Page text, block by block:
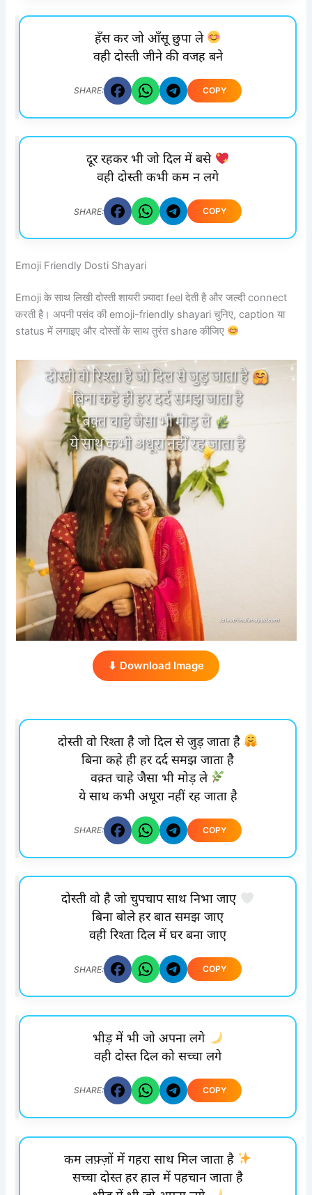
हँस कर जो आँसू छुपा ले
वही दोस्ती जीने की वजह बने
SHARE: COPY
दूर रहकर भी जो दिल में बसे
वही दोस्ती कभी कम न लगे
SHARE: COPY
Emoji Friendly Dosti Shayari
Emoji के साथ लिखी दोस्ती शायरी ज़्यादा feel देती है और जल्दी connect
करती है। अपनी पसंद की emoji-friendly shayari चुनिए, caption या
status में लगाइए और दोस्तों के साथ तुरंत share कीजिए
⬇ Download Image
दोस्ती वो रिश्ता है जो दिल से जुड़ जाता है
बिना कहे ही हर दर्द समझ जाता है
वक़्त चाहे जैसा भी मोड़ ले
ये साथ कभी अधूरा नहीं रह जाता है
SHARE: COPY
दोस्ती वो है जो चुपचाप साथ निभा जाए
बिना बोले हर बात समझ जाए
वही रिश्ता दिल में घर बना जाए
SHARE: COPY
भीड़ में भी जो अपना लगे
वही दोस्त दिल को सच्चा लगे
SHARE: COPY
कम लफ़्ज़ों में गहरा साथ मिल जाता है
सच्चा दोस्त हर हाल में पहचान जाता है